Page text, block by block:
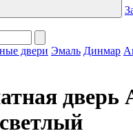
двери Эмаль Динмар
дверь